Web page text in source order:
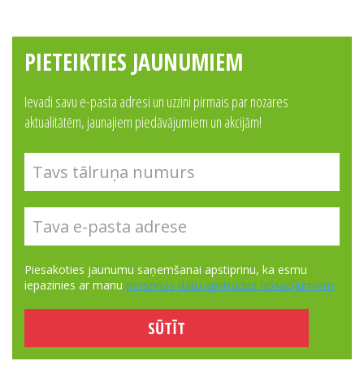
PIETEIKTIES JAUNUMIEM
Ievadi savu e-pasta adresi un uzzini pirmais par nozares
aktualitātēm, jaunajiem piedāvājumiem un akcijām!
Piesakoties jaunumu saņemšanai apstiprinu, ka esmu
iepazinies ar manu personas datu apstrādes nosacījumiem